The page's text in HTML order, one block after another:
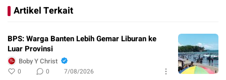
Artikel Terkait
BPS: Warga Banten Lebih Gemar Liburan ke
Luar Provinsi
Boby Y Christ
0 0 7/08/2026